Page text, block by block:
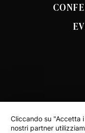
Cliccando su "Accetta
nostri partner